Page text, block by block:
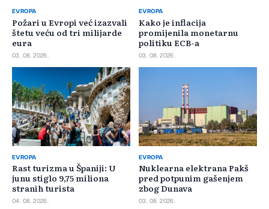
EVROPA
Požari u Evropi već izazvali
štetu veću od tri milijarde
eura
03. 08. 2026.
EVROPA
Kako je inflacija
promijenila monetarnu
politiku ECB-a
03. 08. 2026.
EVROPA
Rast turizma u Španiji: U
junu stiglo 9,75 miliona
stranih turista
04. 08. 2026.
EVROPA
Nuklearna elektrana Pakš
pred potpunim gašenjem
zbog Dunava
03. 08. 2026.